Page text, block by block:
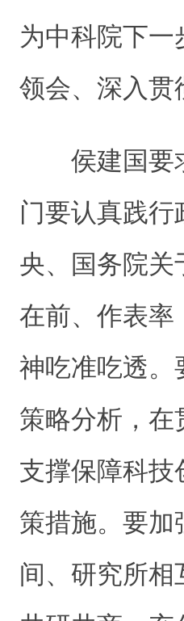
为中科院下
领会、深入贯
侯建国要求
门要认真践
央、国务院关
在前、作表率
神吃准吃透。
策略分析，在
支撑保障科技
策措施。要加
间、研究所